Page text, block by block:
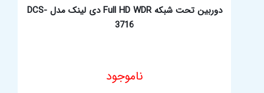
دوربین تحت شبکه Full HD WDR دی لینک مدل DCS-
3716
ناموجود